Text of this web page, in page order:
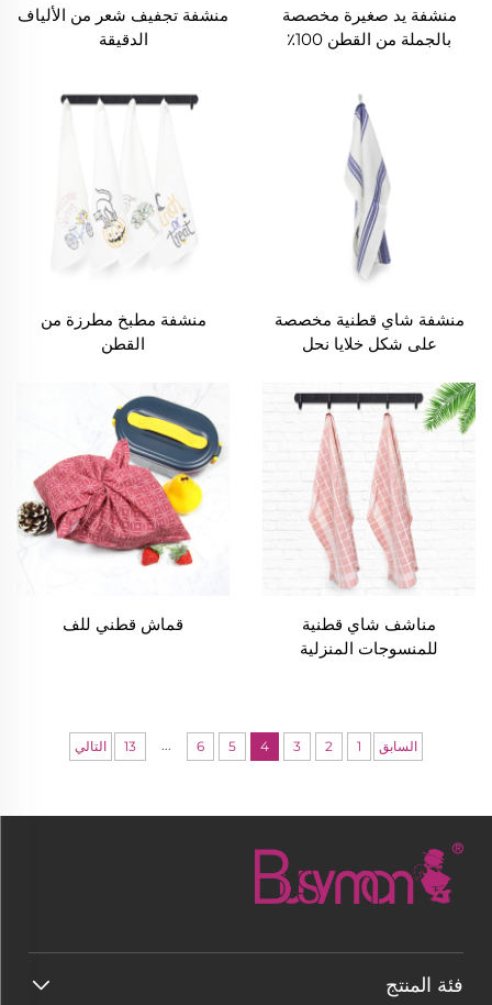
منشفة يد صغيرة مخصصة
بالجملة من القطن 100٪
منشفة تجفيف شعر من الألياف
الدقيقة
منشفة شاي قطنية مخصصة
على شكل خلايا نحل
منشفة مطبخ مطرزة من
القطن
مناشف شاي قطنية
للمنسوجات المنزلية
قماش قطني للف
السابق 1
2
3
4
5
6
...
13 التالي
فئة المنتج